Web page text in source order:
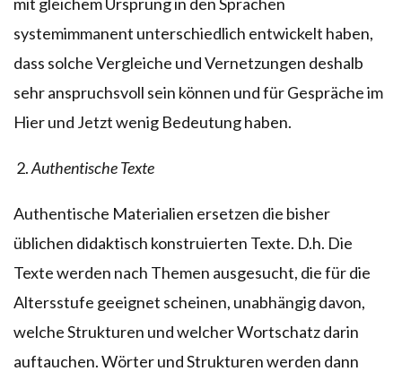
systemimmanent unterschiedlich entwickelt haben,
dass solche Vergleiche und Vernetzungen deshalb
sehr anspruchsvoll sein können und für Gespräche im
Hier und Jetzt wenig Bedeutung haben.
Authentische Texte
Authentische Materialien ersetzen die bisher
üblichen didaktisch konstruierten Texte. D.h. Die
Texte werden nach Themen ausgesucht, die für die
Altersstufe geeignet scheinen, unabhängig davon,
welche Strukturen und welcher Wortschatz darin
auftauchen. Wörter und Strukturen werden dann